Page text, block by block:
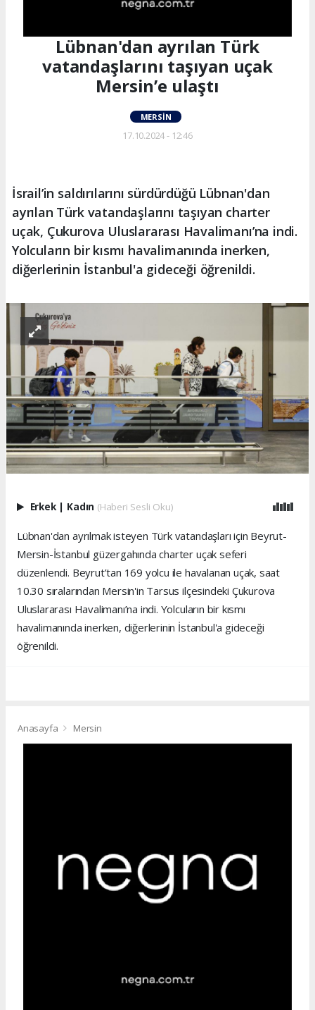
Lübnan'dan ayrılan Türk
vatandaşlarını taşıyan uçak
Mersin’e ulaştı
MERSIN
17.10.2024 - 12:46
İsrail’in saldırılarını sürdürdüğü Lübnan'dan
ayrılan Türk vatandaşlarını taşıyan charter
uçak, Çukurova Uluslararası Havalimanı’na indi.
Yolcuların bir kısmı havalimanında inerken,
diğerlerinin İstanbul'a gideceği öğrenildi.
Erkek | Kadın (Haberi Sesli Oku)
Lübnan'dan ayrılmak isteyen Türk vatandaşları için Beyrut-
Mersin-İstanbul güzergahında charter uçak seferi
düzenlendi. Beyrut’tan 169 yolcu ile havalanan uçak, saat
10.30 sıralarından Mersin'in Tarsus ilçesindeki Çukurova
Uluslararası Havalimanı’na indi. Yolcuların bir kısmı
havalimanında inerken, diğerlerinin İstanbul'a gideceği
öğrenildi.
Anasayfa Mersin